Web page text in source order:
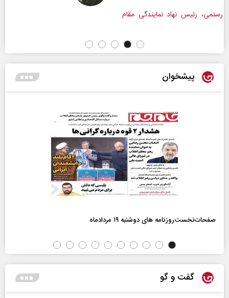
مقام
پیشخوان
صفحات‌نخست‌روزنامه ها‌ی دوشنبه ۱۹ مردادماه
گفت و گو